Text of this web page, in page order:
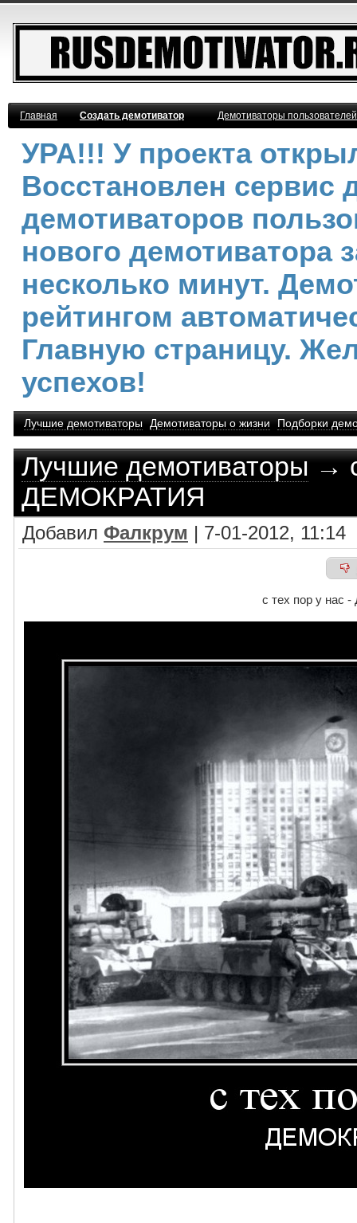
Главная Создать демотиватор Демотиваторы
УРА!!! У проекта
Восстановлен сервис
демотиваторов
нового демотиватора
несколько минут.
рейтингом
Главную страницу.
успехов!
Лучшие демотиваторы Демотиваторы о жизни Подборки
Лучшие демотиваторы→ с
ДЕМОКРАТИЯ
Добавил Фалкрум | 7-01-2012, 11:14
с тех пор у